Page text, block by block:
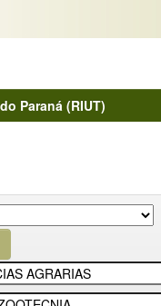
Paraná (RIUT)